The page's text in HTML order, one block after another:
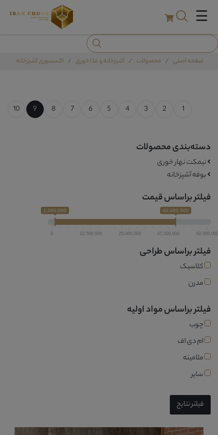
☰
صفحه اصلی محصولات آشپزخانه و غذا خوری اکسسوری آشپزخانه
دسته‌بندی محصولات
نیمکت نهار خوری
بوفه آشپزخانه
فیلتر براساس قیمت
1,000,000 40,000,000
0 12,500,000 25,000,000 37,500,000 50,000,000
فیلتر براساس طراحی
کلاسیک
مدرن
فیلتر براساس مواد اولیه
چوب
ام دی اف
ملامینه
سایر
فیلتر نتایج
1
2
3
4
5
6
7
8
9
10